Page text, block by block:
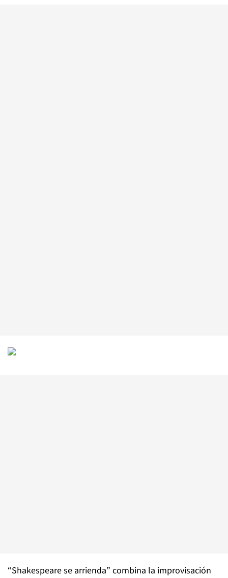
“Shakespeare se arrienda” combina la improvisación